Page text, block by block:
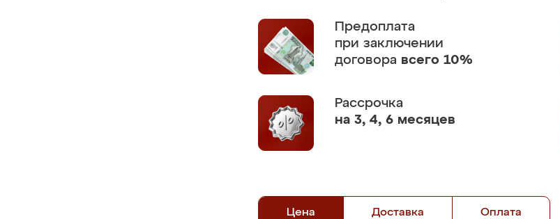
Предоплата
при заключении
договора всего 10%
Рассрочка
на 3, 4, 6 месяцев
Цена Доставка Оплата